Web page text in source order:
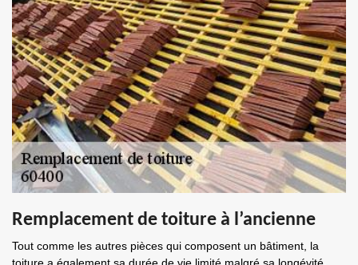
Remplacement de toiture à l’ancienne
Tout comme les autres pièces qui composent un bâtiment, la